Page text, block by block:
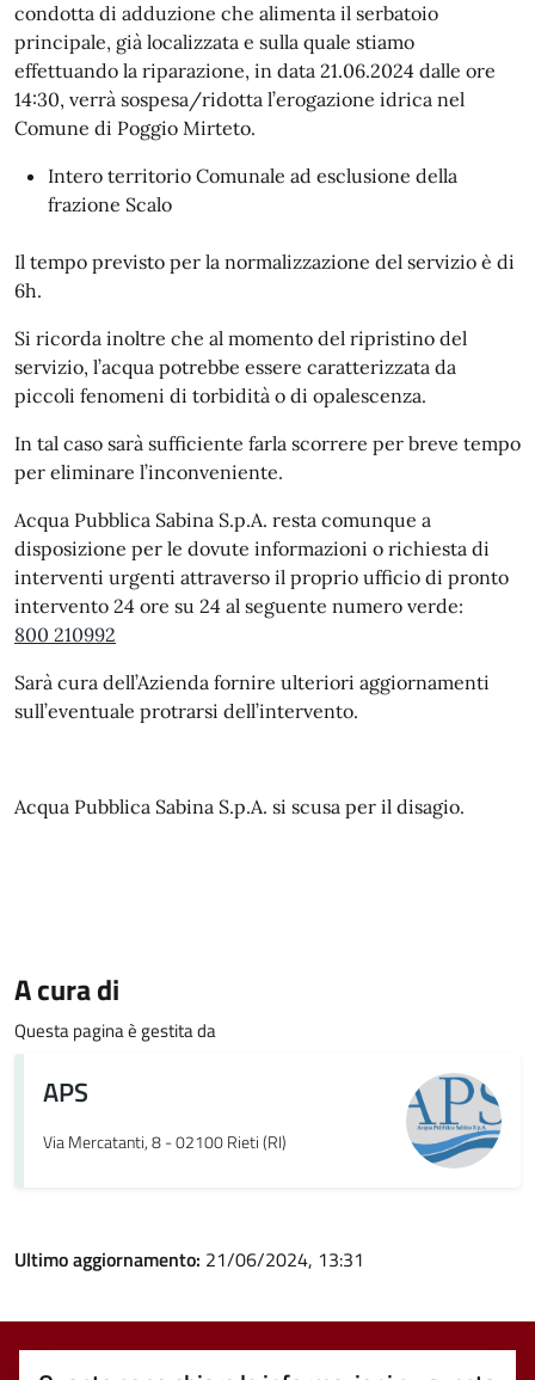
condotta di adduzione che alimenta il serbatoio
principale, già localizzata e sulla quale stiamo
effettuando la riparazione, in data 21.06.2024 dalle ore
14:30, verrà sospesa/ridotta l’erogazione idrica nel
Comune di Poggio Mirteto.
Intero territorio Comunale ad esclusione della
frazione Scalo
Il tempo previsto per la normalizzazione del servizio è di
6h.
Si ricorda inoltre che al momento del ripristino del
servizio, l’acqua potrebbe essere caratterizzata da
piccoli fenomeni di torbidità o di opalescenza.
In tal caso sarà sufficiente farla scorrere per breve tempo
per eliminare l’inconveniente.
Acqua Pubblica Sabina S.p.A. resta comunque a
disposizione per le dovute informazioni o richiesta di
interventi urgenti attraverso il proprio ufficio di pronto
intervento 24 ore su 24 al seguente numero verde:
800 210992
Sarà cura dell’Azienda fornire ulteriori aggiornamenti
sull’eventuale protrarsi dell’intervento.
Acqua Pubblica Sabina S.p.A. si scusa per il disagio.
A cura di
Questa pagina è gestita da
APS
Via Mercatanti, 8 - 02100 Rieti (RI)
Ultimo aggiornamento: 21/06/2024, 13:31